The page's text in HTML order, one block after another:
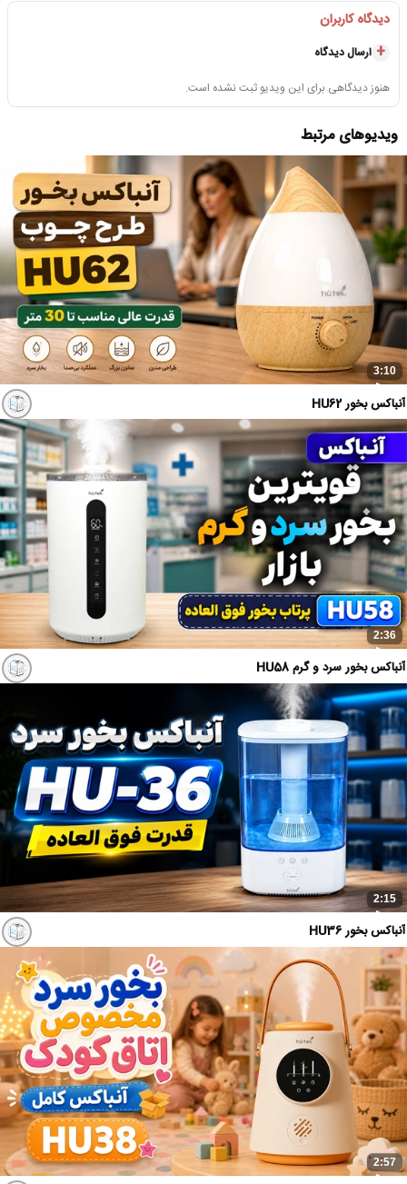
دیدگاه کاربران
ارسال دیدگاه
هنوز دیدگاهی برای این ویدیو ثبت نشده است.
ویدیوهای مرتبط
3:10
آنباکس بخور HU62
2:36
آنباکس بخور سرد و گرم HU58
2:15
آنباکس بخور HU36
2:57